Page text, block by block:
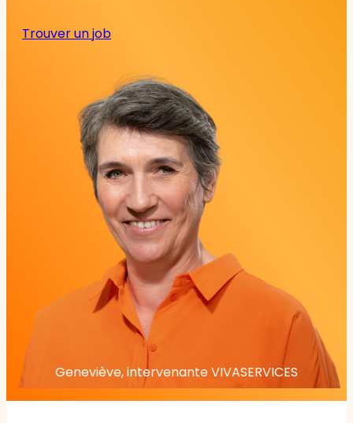
Trouver un job
Geneviève, intervenante VIVASERVICES